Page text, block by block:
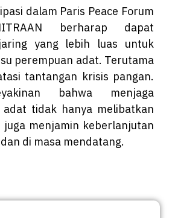
dalam Paris Peace Forum
berharap dapat
yang lebih luas untuk
perempuan adat. Terutama
tantangan krisis pangan.
bahwa menjaga
adat tidak hanya melibatkan
menjamin keberlanjutan
di masa mendatang.